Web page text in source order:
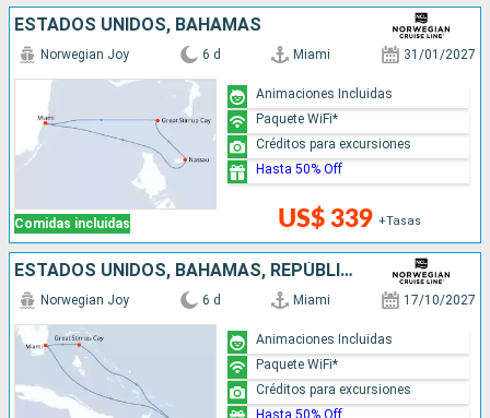
ESTADOS UNIDOS, BAHAMAS
Comidas incluidas
Norwegian Joy 6 d Miami 31/01/2027
US$ 339 +Tasas
Animaciones Incluidas
Paquete WiFi*
Créditos para excursiones
Hasta 50% Off
ESTADOS UNIDOS, BAHAMAS, REPÚBLICA DOMINICANA
Norwegian Joy 6 d Miami 17/10/2027
Animaciones Incluidas
Paquete WiFi*
Créditos para excursiones
Hasta 50% Off